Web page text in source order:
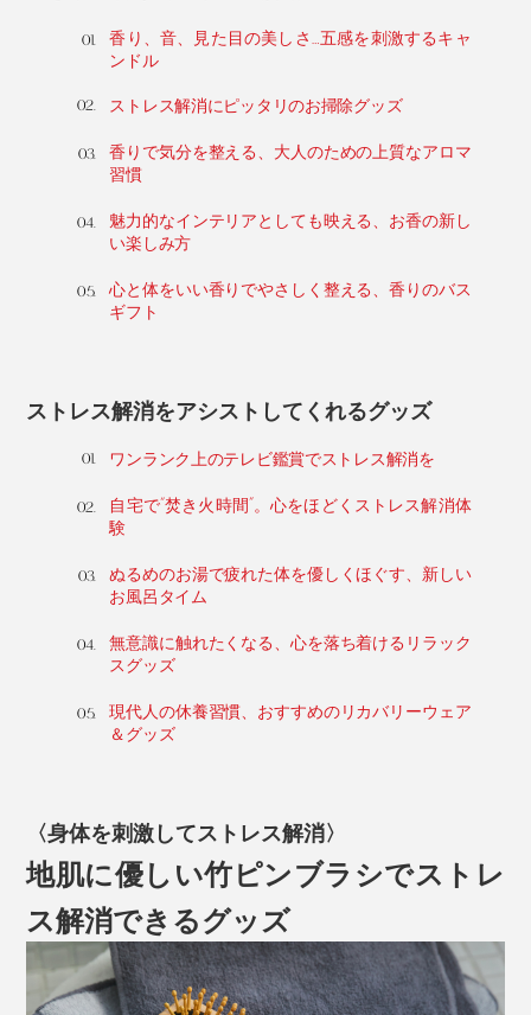
香り、音、見た目の美しさ…五感を刺激するキャ
ンドル
ストレス解消にピッタリのお掃除グッズ
香りで気分を整える、大人のための上質なアロマ
習慣
魅力的なインテリアとしても映える、お香の新し
い楽しみ方
心と体をいい香りでやさしく整える、香りのバス
ギフト
ストレス解消をアシストしてくれるグッズ
ワンランク上のテレビ鑑賞でストレス解消を
自宅で“焚き火時間”。心をほどくストレス解消体
験
ぬるめのお湯で疲れた体を優しくほぐす、新しい
お風呂タイム
無意識に触れたくなる、心を落ち着けるリラック
スグッズ
現代人の休養習慣、おすすめのリカバリーウェア
＆グッズ
〈身体を刺激してストレス解消〉
地肌に優しい竹ピンブラシでストレ
ス解消できるグッズ